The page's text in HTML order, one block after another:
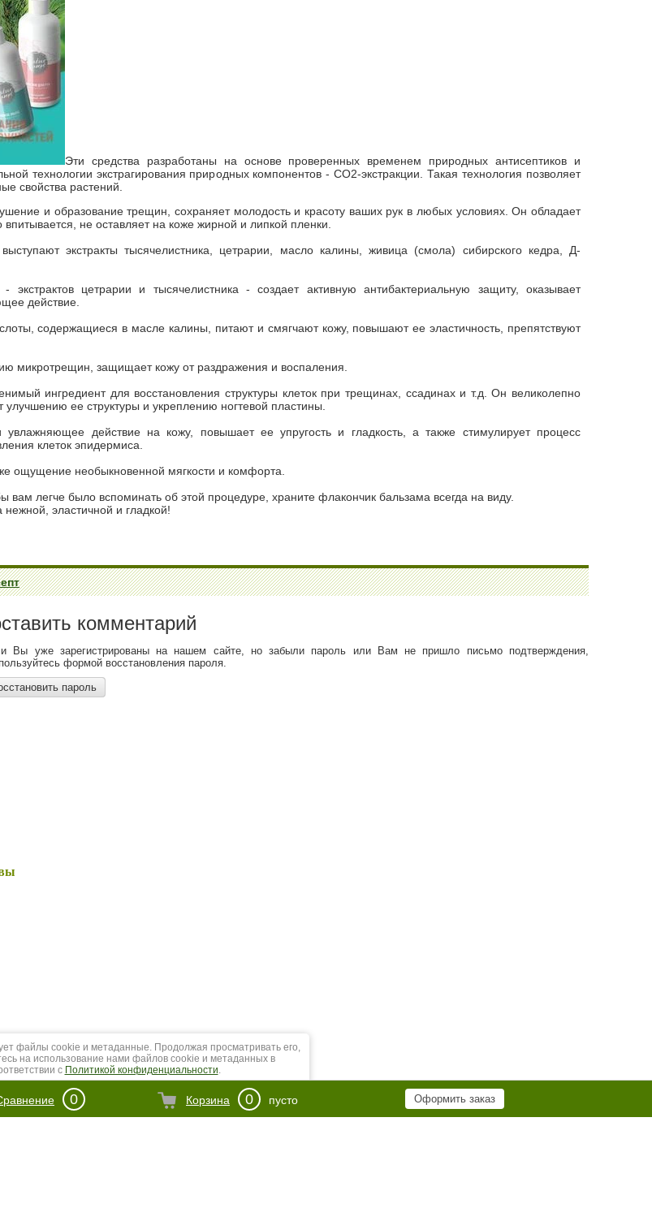
файлы cookie и метаданные. Продолжая просматривать его,
на использование нами файлов cookie и метаданных в
с Политикой конфиденциальности.
Продолжить
Эти средства разработаны на основе проверенных временем природных антисептиков и
технологии экстрагирования природных компонентов - СО2-экстракции. Такая технология позволяет
свойства растений.
и образование трещин, сохраняет молодость и красоту ваших рук в любых условиях. Он обладает
не оставляет на коже жирной и липкой пленки.
экстракты тысячелистника, цетрарии, масло калины, живица (смола) сибирского кедра, Д-
экстрактов цетрарии и тысячелистника - создает активную антибактериальную защиту, оказывает
действие.
содержащиеся в масле калины, питают и смягчают кожу, повышают ее эластичность, препятствуют
микротрещин, защищает кожу от раздражения и воспаления.
ингредиент для восстановления структуры клеток при трещинах, ссадинах и т.д. Он великолепно
улучшению ее структуры и укреплению ногтевой пластины.
действие на кожу, повышает ее упругость и гладкость, а также стимулирует процесс
клеток эпидермиса.
ощущение необыкновенной мягкости и комфорта.
вам легче было вспоминать об этой процедуре, храните флакончик бальзама всегда на виду.
нежной, эластичной и гладкой!
комментарий
Вы уже зарегистрированы на нашем сайте, но забыли пароль или Вам не пришло письмо подтверждения,
формой восстановления пароля.
пароль
Оформить заказ
Корзина 0 пусто
0